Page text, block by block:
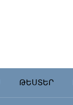
ԹԵՍՏԵՐ